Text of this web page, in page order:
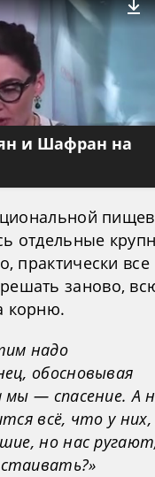
и Шафран на
отдельные
практически все
заново,
корню.
надо
обосновывая
— спасение. А
всё, что у
но нас